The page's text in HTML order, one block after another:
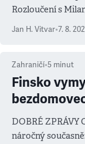
Rozloučení s
salvy i kritika
Jan H. Vitvar•7. 8.
Zahraničí•5 minut
Finsko
DOBRÉ
náročný